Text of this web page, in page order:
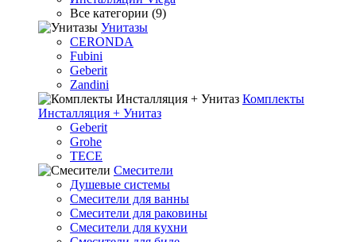
Все категории (9)
Унитазы
CERONDA
Fubini
Geberit
Zandini
Комплекты
Инсталляция + Унитаз
Geberit
Grohe
TECE
Смесители
Душевые системы
Смесители для ванны
Смесители для раковины
Смесители для кухни